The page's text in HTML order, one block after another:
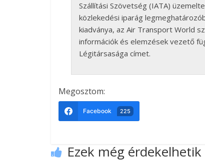
Szállítási Szövetség (IATA)
közlekedési iparág
kiadványa, az Air Transport World
információk és elemzések vezető
Légitársasága címet.
Megosztom:
Facebook 225
Ezek még érdekelhetik